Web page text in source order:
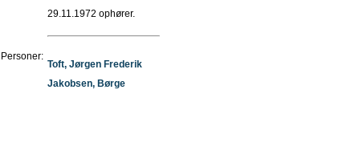
29.11.1972 ophører.
Personer:
Toft, Jørgen Frederik
Jakobsen, Børge